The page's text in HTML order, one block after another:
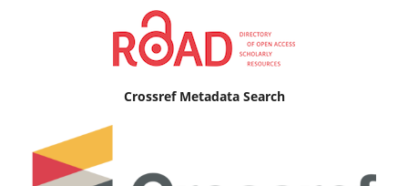
Crossref Metadata Search